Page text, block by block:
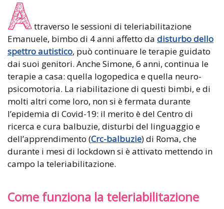
A ttraverso le sessioni di teleriabilitazione
Emanuele, bimbo di 4 anni affetto da disturbo dello
spettro autistico, può continuare le terapie guidato
dai suoi genitori. Anche Simone, 6 anni, continua le
terapie a casa: quella logopedica e quella neuro-
psicomotoria. La riabilitazione di questi bimbi, e di
molti altri come loro, non si è fermata durante
l’epidemia di Covid-19: il merito è del Centro di
ricerca e cura balbuzie, disturbi del linguaggio e
dell’apprendimento (Crc-balbuzie) di Roma, che
durante i mesi di lockdown si è attivato mettendo in
campo la teleriabilitazione.
Come funziona la teleriabilitazione